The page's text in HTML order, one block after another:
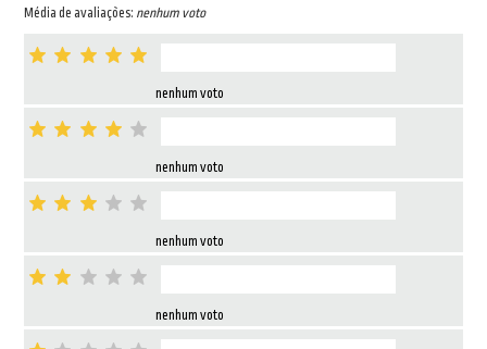
Média de avaliações: nenhum voto
nenhum voto
nenhum voto
nenhum voto
nenhum voto